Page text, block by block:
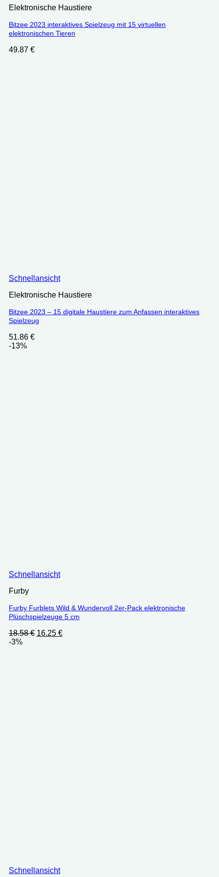
Elektronische Haustiere
Bitzee 2023 interaktives Spielzeug mit 15 virtuellen
elektronischen Tieren
49.87 €
Schnellansicht
Elektronische Haustiere
Bitzee 2023 – 15 digitale Haustiere zum Anfassen interaktives
Spielzeug
51.86 €
-13%
Schnellansicht
Furby
Furby Furblets Wild & Wundervoll 2er-Pack elektronische
Plüschspielzeuge 5 cm
18.58€ Ursprünglicher
16.25 €Aktueller
-3%
Schnellansicht